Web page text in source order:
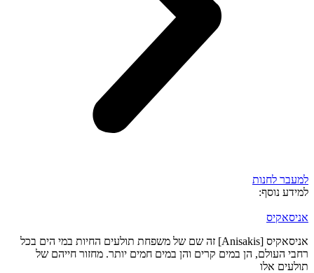
למעבר לחנות
למידע נוסף:
אניסאקיס
אניסאקיס [Anisakis] זה שם של משפחת תולעים החיות במי הים בכל
רחבי העולם, הן במים קרים והן במים חמים יותר. מחזור חייהם של
תולעים אלו